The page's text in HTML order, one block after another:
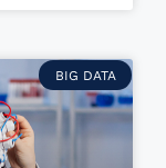
BIG DATA